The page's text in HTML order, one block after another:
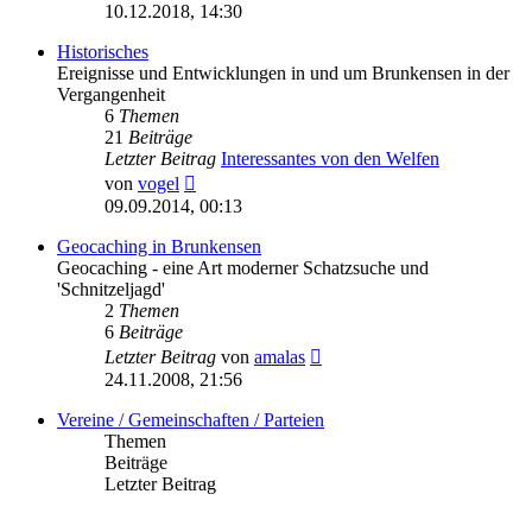
Beitrag
10.12.2018, 14:30
Historisches
Ereignisse und Entwicklungen in und um Brunkensen in der
Vergangenheit
6 Themen
21 Beiträge
Letzter Beitrag Interessantes von den Welfen
von vogel
Beitrag
09.09.2014, 00:13
Geocaching in Brunkensen
Geocaching - eine Art moderner Schatzsuche und
'Schnitzeljagd'
2 Themen
6 Beiträge
Letzter Beitrag von amalas
24.11.2008, 21:56
Vereine / Gemeinschaften / Parteien
Themen
Beiträge
Letzter Beitrag